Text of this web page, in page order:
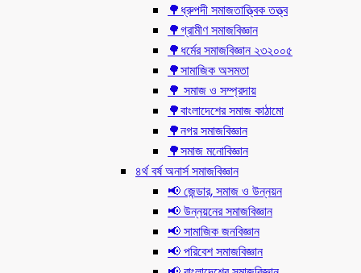
🌳ধ্রুপদী সমাজতাত্ত্বিক তত্ত্ব
🌳গ্রামীণ সমাজবিজ্ঞান
🌳ধর্মের সমাজবিজ্ঞান ২৩২০০৫
🌳সামাজিক অসমতা
🌳 সমাজ ও সম্প্রদায়
🌳বাংলাদেশের সমাজ কাঠামো
🌳নগর সমাজবিজ্ঞান
🌳সমাজ মনোবিজ্ঞান
৪র্থ বর্ষ অনার্স সমাজবিজ্ঞান
📢 জেন্ডার, সমাজ ও উন্নয়ন
📢 উন্নয়নের সমাজবিজ্ঞান
📢 সামাজিক জনবিজ্ঞান
📢 পরিবেশ সমাজবিজ্ঞান